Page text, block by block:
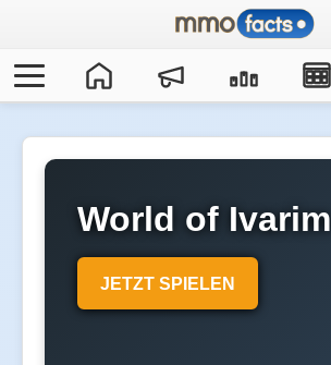
World of Ivarim
JETZT SPIELEN